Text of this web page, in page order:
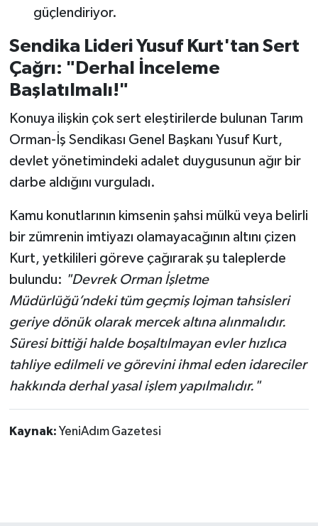
güçlendiriyor.
Sendika Lideri Yusuf Kurt'tan Sert
Çağrı: "Derhal İnceleme
Başlatılmalı!"
Konuya ilişkin çok sert eleştirilerde bulunan Tarım
Orman-İş Sendikası Genel Başkanı Yusuf Kurt,
devlet yönetimindeki adalet duygusunun ağır bir
darbe aldığını vurguladı.
Kamu konutlarının kimsenin şahsi mülkü veya belirli
bir zümrenin imtiyazı olamayacağının altını çizen
Kurt, yetkilileri göreve çağırarak şu taleplerde
bulundu: "Devrek Orman İşletme
Müdürlüğü’ndeki tüm geçmiş lojman tahsisleri
geriye dönük olarak mercek altına alınmalıdır.
Süresi bittiği halde boşaltılmayan evler hızlıca
tahliye edilmeli ve görevini ihmal eden idareciler
hakkında derhal yasal işlem yapılmalıdır."
Kaynak: YeniAdım Gazetesi